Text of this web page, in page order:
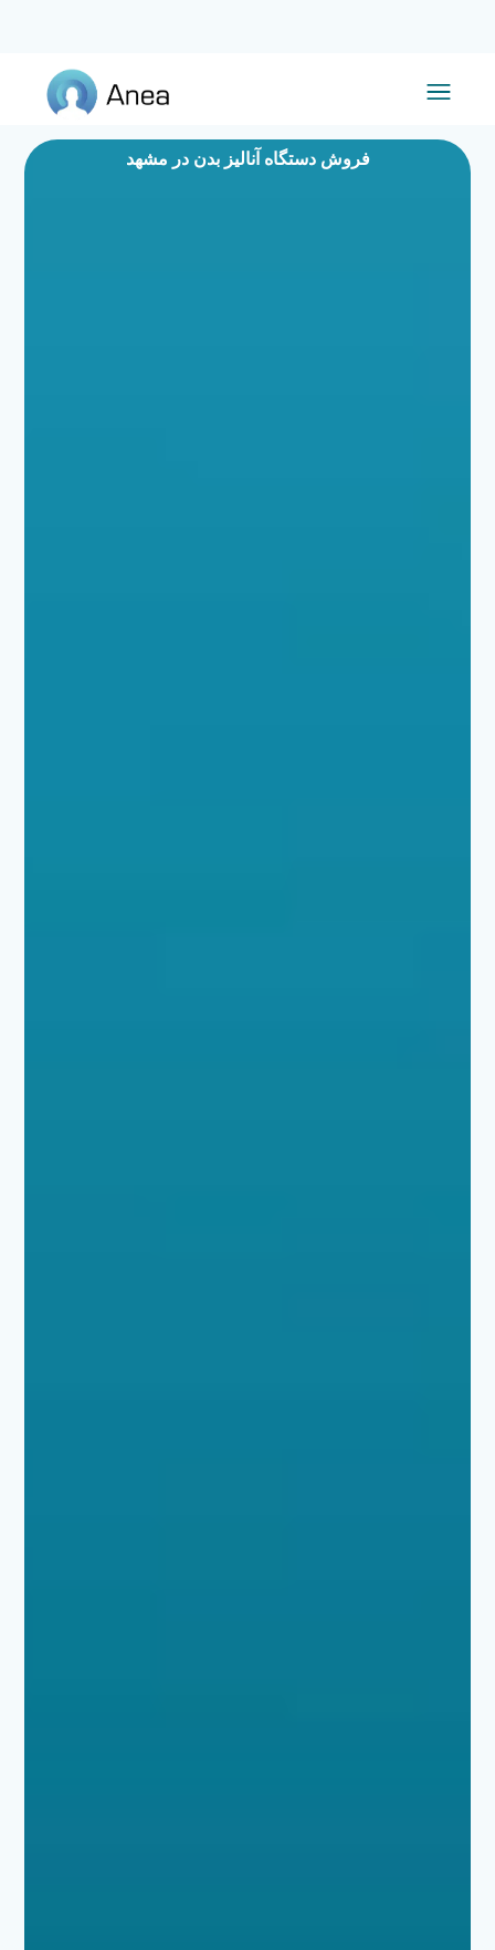
فروش دستگاه آنالیز بدن در مشهد